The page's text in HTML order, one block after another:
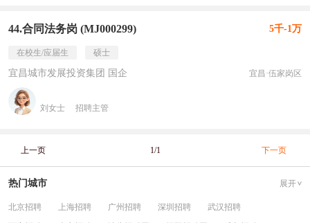
44.合同法务岗 (MJ000299) 5千-1万
在校生/应届生 硕士
宜昌城市发展投资集团 国企 宜昌·伍家岗区
刘女士 招聘主管
上一页 1/1 下一页
热门城市 展开
北京招聘 上海招聘 广州招聘 深圳招聘
武汉招聘